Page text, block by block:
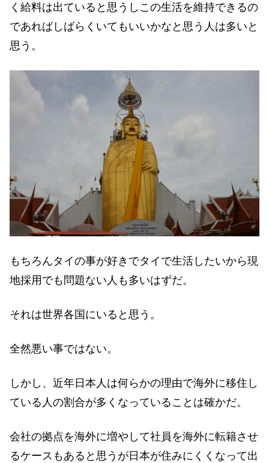
く給料は出ていると思うしこの生活を維持できるの
であればしばらくいてもいいかなと思う人は多いと
思う。
もちろんタイの事が好きでタイで生活したいから現
地採用でも問題ない人も多いはずだ。
それは世界各国にいると思う。
全然悪い事ではない。
しかし、近年日本人は何らかの理由で海外に移住し
ている人の割合が多くなっていることは確かだ。
会社の拠点を海外に増やして社員を海外に転籍させ
るケースもあると思うが日本が住みにくくなって出